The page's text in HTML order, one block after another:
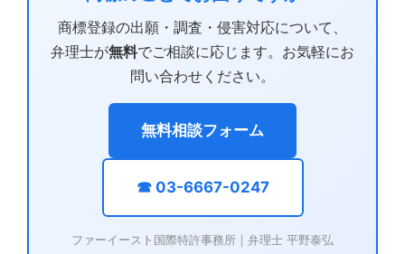
商標登録の出願・調査・侵害対応について、
弁理士が無料でご相談に応じます。お気軽にお
問い合わせください。
無料相談フォーム
☎ 03-6667-0247
ファーイースト国際特許事務所｜弁理士 平野泰弘